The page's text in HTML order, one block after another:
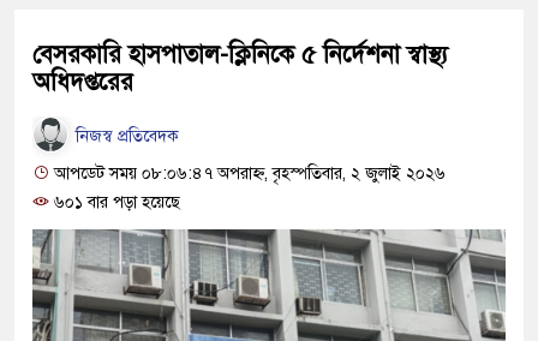
বেসরকারি হাসপাতাল-ক্লিনিকে ৫ নির্দেশনা স্বাস্থ্য
অধিদপ্তরের
নিজস্ব প্রতিবেদক
আপডেট সময় ০৮:০৬:৪৭ অপরাহ্ন, বৃহস্পতিবার, ২ জুলাই ২০২৬
৬০১ বার পড়া হয়েছে